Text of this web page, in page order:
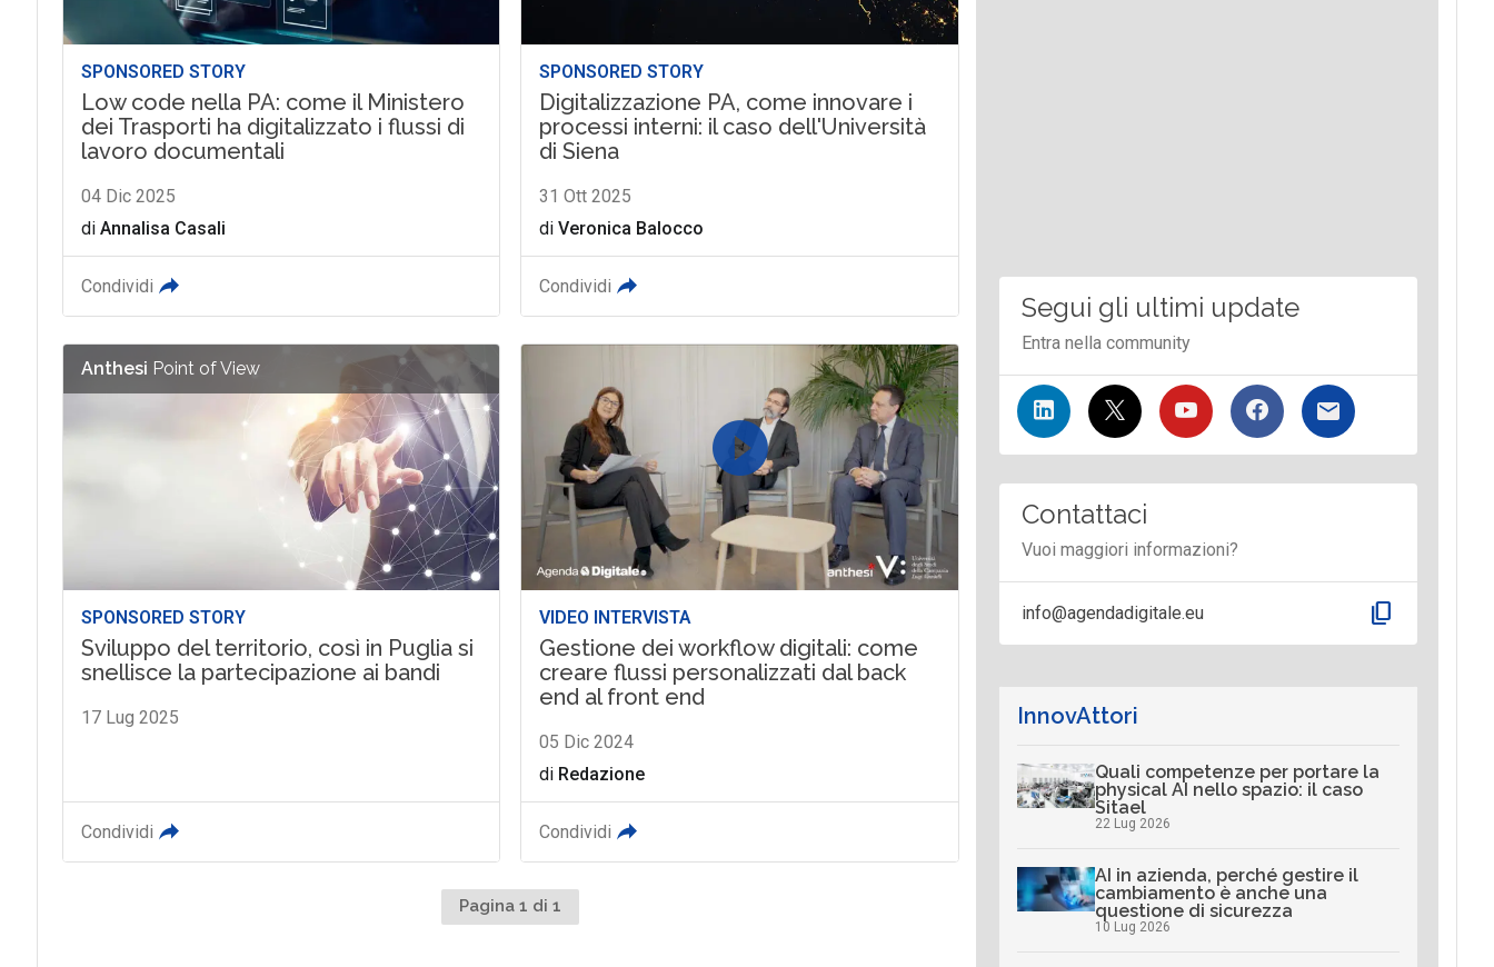
SPONSORED STORY
Low code nella PA: come il Ministero
dei Trasporti ha digitalizzato i flussi di
lavoro documentali
04 Dic 2025
di Annalisa Casali
Condividi
SPONSORED STORY
Digitalizzazione PA, come innovare i
processi interni: il caso dell'Università
di Siena
31 Ott 2025
diVeronica Balocco
Condividi
Anthesi Point of View
SPONSORED STORY
Sviluppo del territorio, così in Puglia si
snellisce la partecipazione ai bandi
17 Lug 2025
Condividi
VIDEO INTERVISTA
Gestione dei workflow digitali: come
creare flussi personalizzati dal back
end al front end
05 Dic 2024
di Redazione
Condividi
Pagina 1 di 1
Segui gli ultimi update
Entra nella community
Contattaci
Vuoi maggiori informazioni?
info@agendadigitale.eu content_copy
InnovAttori
Quali competenze per portare la
physical AI nello spazio: il caso
Sitael
22 Lug 2026
AI in azienda, perché gestire il
cambiamento è anche una
questione di sicurezza
10 Lug 2026